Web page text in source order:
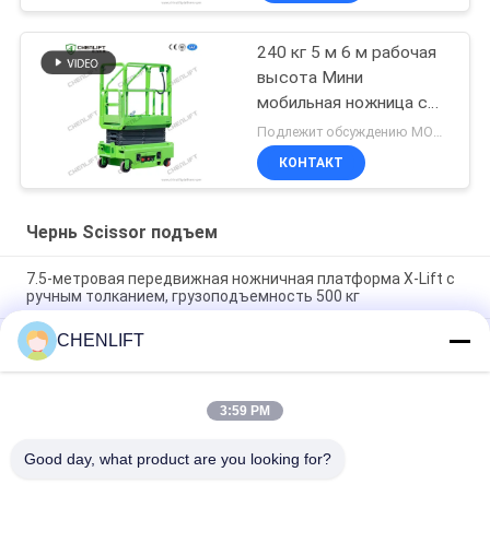
240 кг 5 м 6 м рабочая
высота Мини
мобильная ножница с
расширительной
платформой
Подлежит обсуждению MOQ:1 единица
КОНТАКТ
Чернь Scissor подъем
7.5-метровая передвижная ножничная платформа X-Lift с
ручным толканием, грузоподъемность 500 кг
14M Малый электрический ножничный подъемник с
устройством для погрузки с двигателем,
грузоподъемность 450 кг
Мини-ручная работа на 3,9 метрах с противоскользящей
CHENLIFT
3:59 PM
Good day, what product are you looking for?